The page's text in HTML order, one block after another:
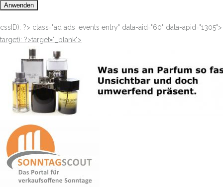
Anwenden
cssID): ?> class="ad ads_events entry" data-aid="60" data-apid="1305">
target): ?>target="_blank">